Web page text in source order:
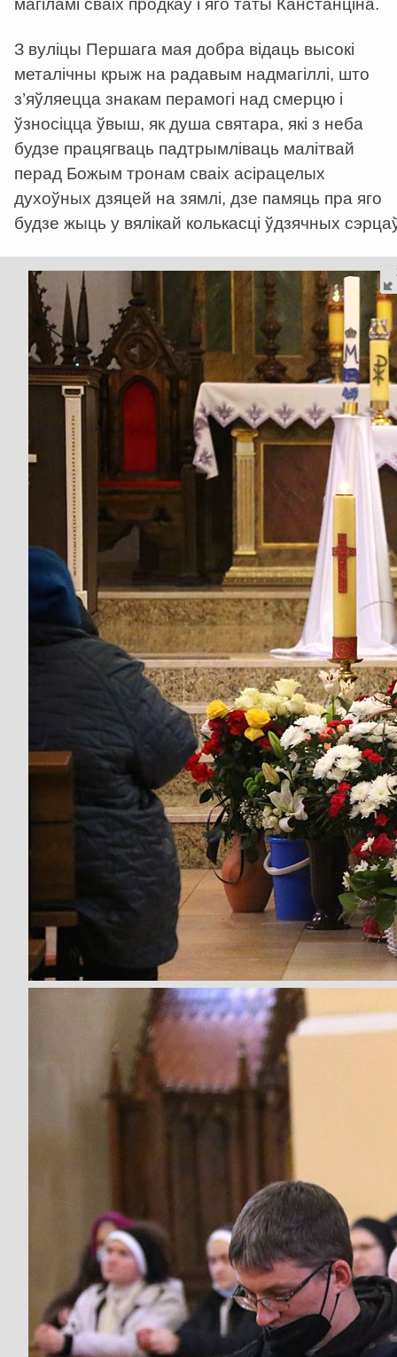
магіламі сваіх продкаў і яго таты Канстанціна.
З вуліцы Першага мая добра відаць высокі
металічны крыж на радавым надмагіллі, што
з’яўляецца знакам перамогі над смерцю і
ўзносіцца ўвыш, як душа святара, які з неба
будзе працягваць падтрымліваць малітвай
перад Божым тронам сваіх асірацелых
духоўных дзяцей на зямлі, дзе памяць пра яго
будзе жыць у вялікай колькасці ўдзячных